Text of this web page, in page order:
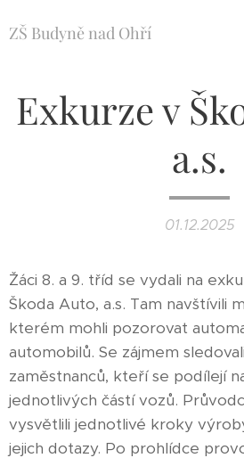
ZŠ Budyně nad Ohří
Exkurze v
a.s.
01.12.2025
Žáci 8. a 9. tříd se vydali na
Škoda Auto, a.s. Tam navštívili
kterém mohli pozorovat
automobilů. Se zájmem
zaměstnanců, kteří se podílejí
jednotlivých částí vozů.
vysvětlili jednotlivé kroky
jejich dotazy. Po prohlídce